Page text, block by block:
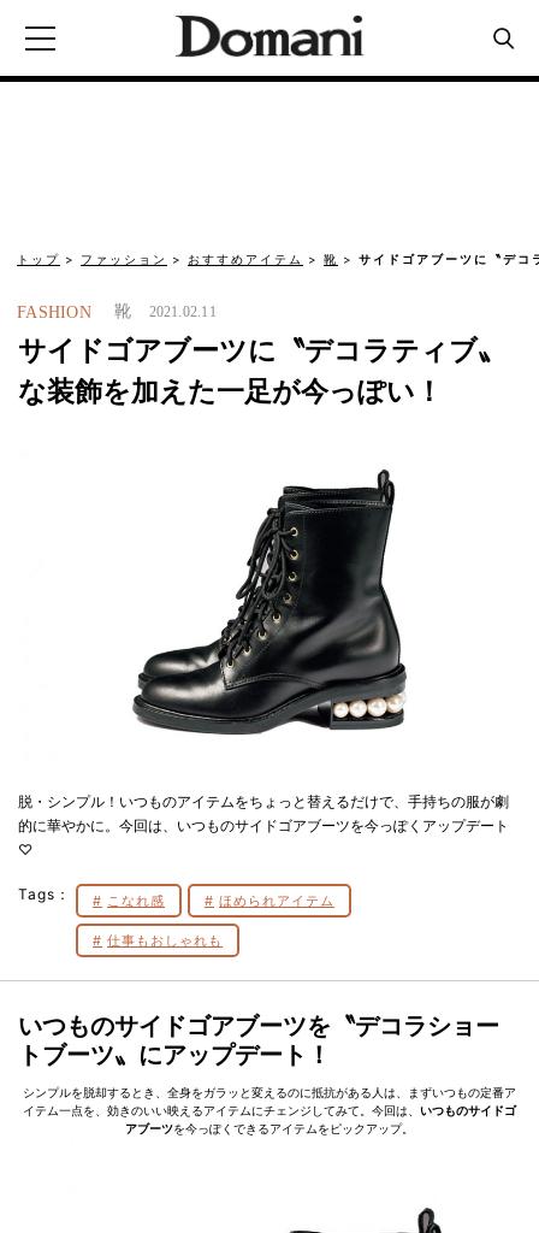
トップ ファッション おすすめアイテム 靴 サイドゴアブーツに〝デ
FASHION 靴 2021.02.11
サイドゴアブーツに〝デコラティブ〟
な装飾を加えた一足が今っぽい！
脱・シンプル！いつものアイテムをちょっと替えるだけで、手持ちの服が劇
的に華やかに。今回は、いつものサイドゴアブーツを今っぽくアップデート
♡
Tags： こなれ感 ほめられアイテム
仕事もおしゃれも
いつものサイドゴアブーツを〝デコラショー
トブーツ〟にアップデート！
シンプルを脱却するとき、全身をガラッと変えるのに抵抗がある人は、まずいつもの定番ア
イテム一点を、効きのいい映えるアイテムにチェンジしてみて。今回は、 いつものサイドゴ
アブーツを今っぽくできるアイテムをピックアップ。